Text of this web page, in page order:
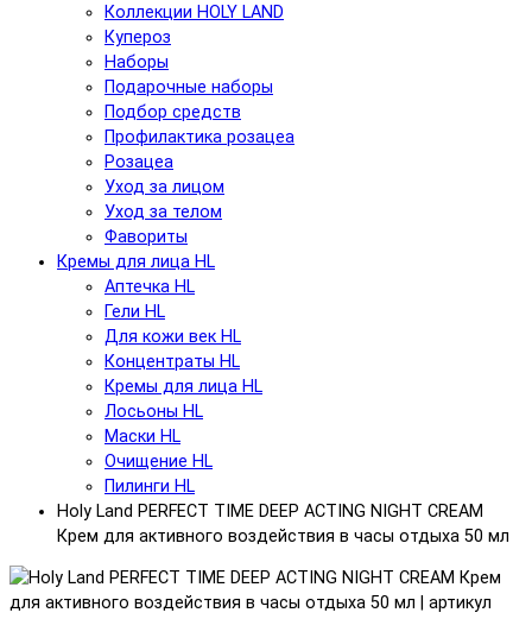
Коллекции HOLY LAND
Купероз
Наборы
Подарочные наборы
Подбор средств
Профилактика розацеа
Розацеа
Уход за лицом
Уход за телом
Фавориты
Кремы для лица HL
Аптечка HL
Гели HL
Для кожи век HL
Концентраты HL
Кремы для лица HL
Лосьоны HL
Маски HL
Очищение HL
Пилинги HL
Holy Land PERFECT TIME DEEP ACTING NIGHT CREAM
Крем для активного воздействия в часы отдыха 50 мл